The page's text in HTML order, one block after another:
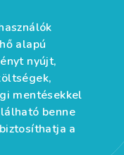
alapú
nyújt,
mentésekkel
benne
a